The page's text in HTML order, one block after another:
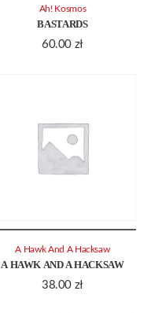
BASTARDS
60.00 zł
Ah! Kosmos
A HAWK AND A HACKSAW
38.00 zł
A Hawk And A Hacksaw